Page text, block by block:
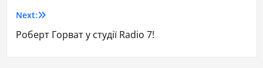
Next:
Роберт Горват у студії Radio 7!